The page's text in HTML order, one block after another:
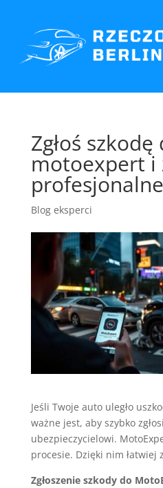
Zgłoś
motoexpert i
Blog eksperci
Jeśli Twoje auto uległo
ważne jest, aby szybko
ubezpieczycielowi.
procesie. Dzięki nim łatwiej
Zgłoszenie szkody do